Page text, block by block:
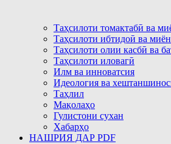
Таҳсилоти томактабӣ ва
Таҳсилоти ибтидоӣ ва
Таҳсилоти олии касбӣ ва
Таҳсилоти иловагӣ
Илм ва инноватсия
Идеология ва
Таҳлил
Мақолаҳо
Гулистони сухан
Хабарҳо
НАШРИЯ ДАР PDF